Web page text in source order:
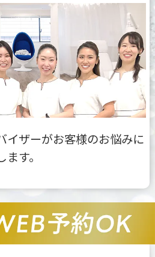
イザーがお客様のお悩みに
す。